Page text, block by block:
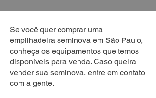
Se você quer comprar uma
empilhadeira seminova em São Paulo,
conheça os equipamentos que temos
disponíveis para venda. Caso queira
vender sua seminova, entre em contato
com a gente.